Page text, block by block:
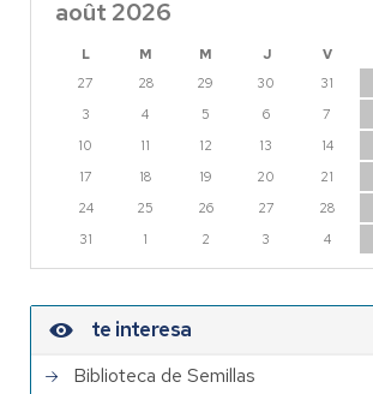
août 2026
L M M J V
27
28 29 30 31
3
4 5 6 7
10
11 12 13 14
17
18 19 20 21
24
25 26 27 28
31
1 2 3 4
te interesa
Biblioteca de Semillas